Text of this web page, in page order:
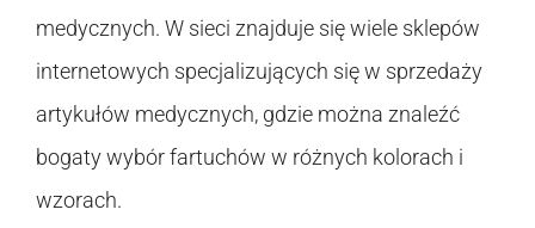
medycznych. W sieci znajduje się wiele sklepów
internetowych specjalizujących się w sprzedaży
artykułów medycznych, gdzie można znaleźć
bogaty wybór fartuchów w różnych kolorach i
wzorach.